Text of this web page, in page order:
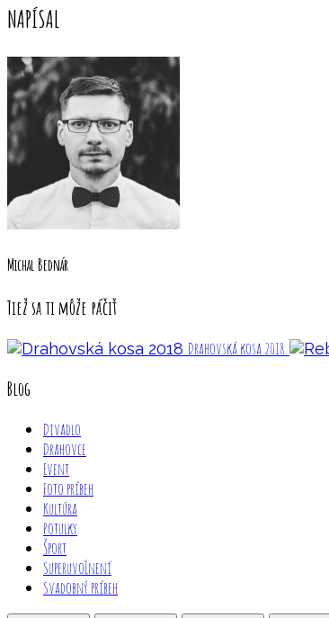
NAPÍSAL
Michal Bednár
Tiež sa ti môže páčiť
Drahovská kosa 2018
Blog
Divadlo
Drahovce
Event
Foto príbeh
Kultúra
Potulky
Šport
Superuvoľnení
Svadobný príbeh